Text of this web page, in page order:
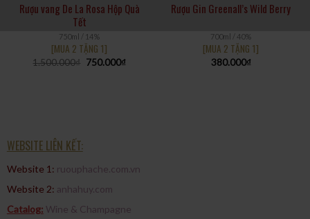
Rượu vang De La Rosa Hộp Quà
Tết
750ml / 14%
[MUA 2 TẶNG 1]
1.500.000₫ 750.000₫
Rượu Gin Greenall’s Wild Berry
700ml / 40%
[MUA 2 TẶNG 1]
380.000₫
WEBSITE LIÊN KẾT:
Website 1: ruouphache.com.vn
Website 2: anhahuy.com
Catalog: Wine & Champagne